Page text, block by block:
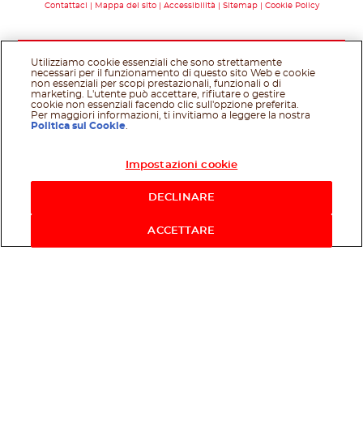
Contattaci
Mappa del sito Accessibilità Sitemap Cookie Policy
Utilizziamo cookie essenziali che sono strettamente
necessari per il funzionamento di questo sito Web e cookie
non essenziali per scopi prestazionali, funzionali o di
marketing. L'utente può accettare, rifiutare o gestire
cookie non essenziali facendo clic sull'opzione preferita.
Per maggiori informazioni, ti invitiamo a leggere la nostra
Politica sui Cookie
Impostazioni cookie
DECLINARE
ACCETTARE